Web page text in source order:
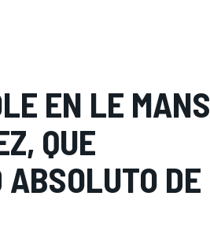
EN LE MANS
QUE
DE